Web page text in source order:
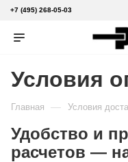
+7 (495) 268-05-03
Условия
Главная — Условия
Удобство и
расчетов —